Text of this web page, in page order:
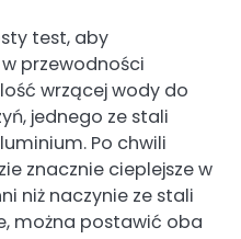
test, aby
przewodności
wrzącej wody do
jednego ze stali
Po chwili
znacznie cieplejsze w
niż naczynie ze stali
można postawić oba